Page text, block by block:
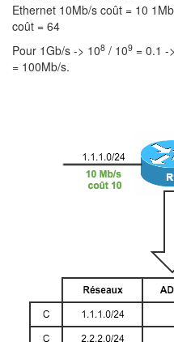
Ethernet 10Mb/s coût = 10
coût = 64
Pour 1Gb/s -> 108 / 109 = 0.1 -
= 100Mb/s.